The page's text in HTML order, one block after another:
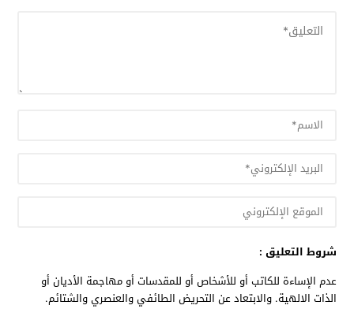
شروط التعليق :
عدم الإساءة للكاتب أو للأشخاص أو للمقدسات أو مهاجمة الأديان أو
الذات الالهية. والابتعاد عن التحريض الطائفي والعنصري والشتائم.